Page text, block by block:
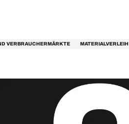
VERBRAUCHERMÄRKTE MATERIALVERLEIH